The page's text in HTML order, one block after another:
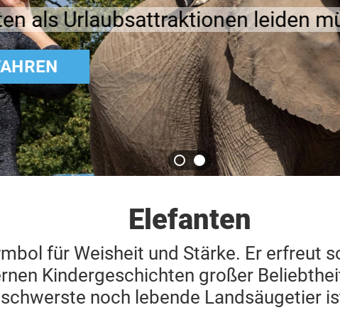
leiden müssen
Elefanten
für Weisheit und Stärke. Er erfreut
Kindergeschichten großer
noch lebende Landsäugetier